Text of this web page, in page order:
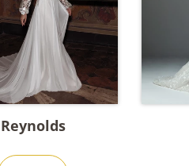
Reynolds